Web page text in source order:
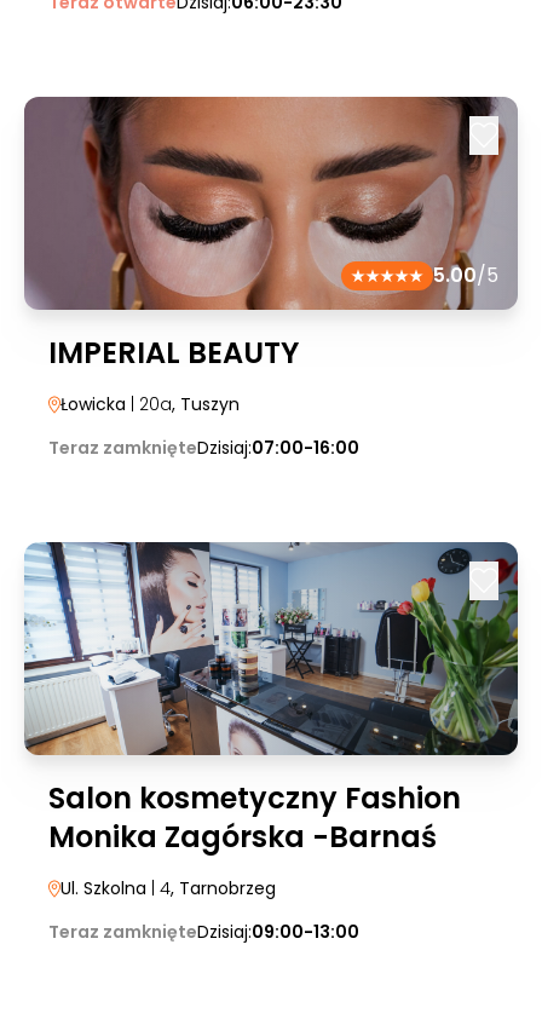
5.00/5
IMPERIAL BEAUTY
Łowicka | 20a, Tuszyn
Teraz zamknięteDzisiaj:07:00-16:00
Salon kosmetyczny Fashion
Monika Zagórska -Barnaś
Ul. Szkolna | 4, Tarnobrzeg
Teraz zamknięteDzisiaj:09:00-13:00